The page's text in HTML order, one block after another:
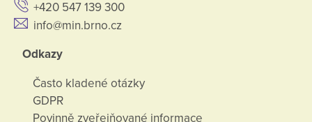
+420 547 139 300
info@min.brno.cz
Odkazy
Často kladené otázky
GDPR
Povinně zveřejňované informace